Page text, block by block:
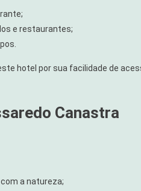
e restaurantes;
hotel por sua facilidade de
Canastra
a natureza;